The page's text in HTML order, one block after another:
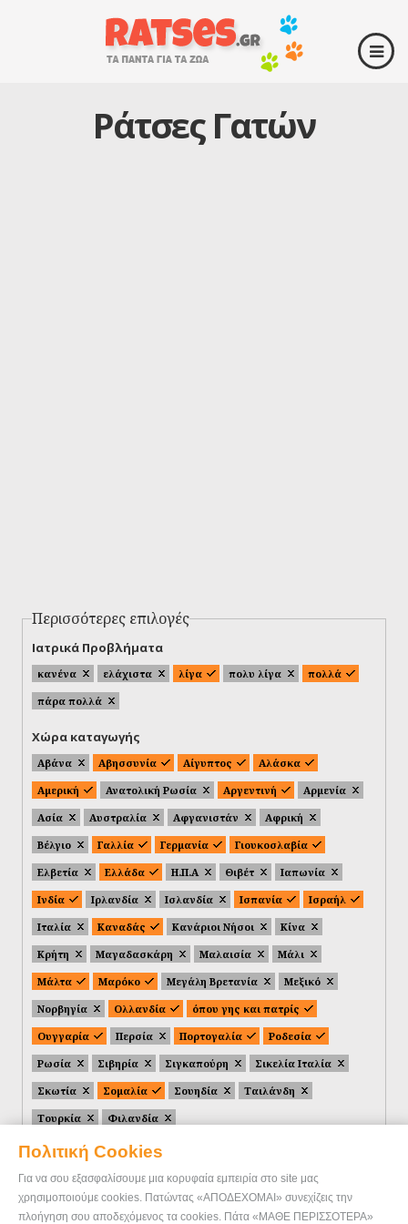
Πολιτική Cookies
Για να σου εξασφαλίσουμε μια κορυφαία εμπειρία στο site μας
χρησιμοποιούμε cookies. Πατώντας «ΑΠΟΔΕΧΟΜΑΙ» συνεχίζεις την
πλοήγηση σου αποδεχόμενος τα cookies. Πάτα «ΜΑΘΕ ΠΕΡΙΣΣΟΤΕΡΑ»
Ράτσες Γατών
Περισσότερες επιλογές
Ιατρικά Προβλήματα
κανένα ελάχιστα λίγα πολυ λίγα
πολλά
πάρα πολλά
Χώρα καταγωγής
Αβάνα Αβησσυνία Αίγυπτος
Αλάσκα
Αμερική
Ανατολική Ρωσία Αργεντινή
Αρμενία
Ασία
Αυστραλία Αφγανιστάν
Αφρική
Βέλγιο
Γαλλία Γερμανία
Γιουκοσλαβία
Ελβετία
Ελλάδα Η.Π.Α Θιβέτ
Ιαπωνία
Ινδία
Ιρλανδία Ισλανδία Ισπανία
Ισραήλ
Ιταλία
Καναδάς Κανάριοι Νήσοι
Κίνα
Κρήτη
Μαγαδασκάρη Μαλαισία
Μάλι
Μάλτα
Μαρόκο Μεγάλη Βρετανία
Μεξικό
Νορβηγία
Ολλανδία
όπου γης και πατρίς
Ουγγαρία
Περσία Πορτογαλία
Ροδεσία
Ρωσία
Σιβηρία Σιγκαπούρη
Σικελία Ιταλία
Σκωτία
Σομαλία Σουηδία
Ταιλάνδη
Τουρκία
Φιλανδία